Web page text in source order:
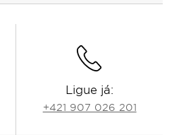
Ligue já:
+421 907 026 201